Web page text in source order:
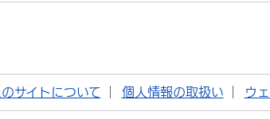
のサイトについて 個人情報の取扱い ウ